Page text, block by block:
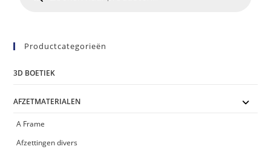
Productcategorieën
3D BOETIEK
AFZETMATERIALEN
A Frame
Afzettingen divers